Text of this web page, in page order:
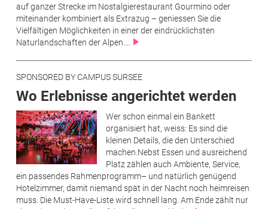
auf ganzer Strecke im Nostalgierestaurant Gourmino oder
miteinander kombiniert als Extrazug – geniessen Sie die
Vielfältigen Möglichkeiten in einer der eindrücklichsten
Naturlandschaften der Alpen....
SPONSORED BY CAMPUS SURSEE
Wo Erlebnisse angerichtet werden
Wer schon einmal ein Bankett
organisiert hat, weiss: Es sind die
kleinen Details, die den Unterschied
machen.Nebst Essen und ausreichend
Platz zählen auch Ambiente, Service,
ein passendes Rahmenprogramm– und natürlich genügend
Hotelzimmer, damit niemand spät in der Nacht noch heimreisen
muss. Die Must-Have-Liste wird schnell lang. Am Ende zählt nur